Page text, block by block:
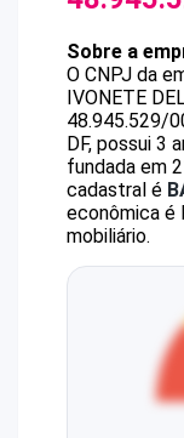
Sobre a
O CNPJ da
IVONETE
48.945.529/
DF, possui 3
fundada em
cadastral é
econômica é
mobiliário.